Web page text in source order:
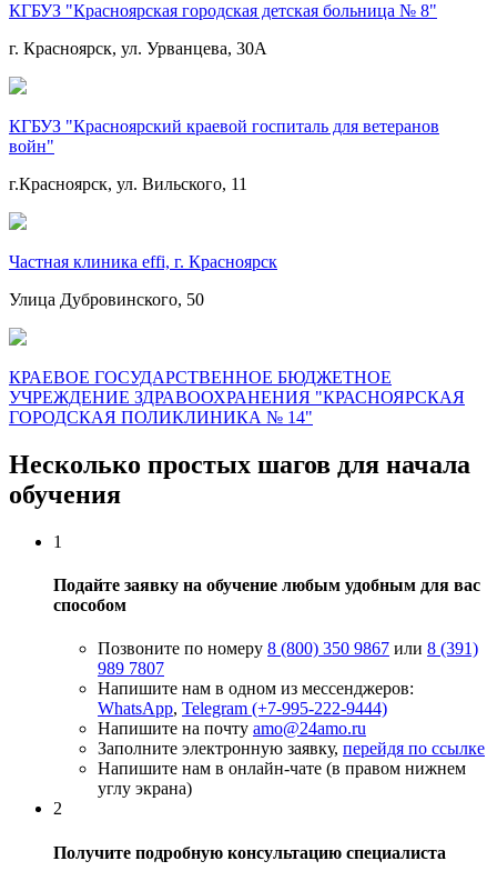
КГБУЗ "Красноярская городская детская больница № 8"
г. Красноярск, ул. Урванцева, 30А
КГБУЗ "Красноярский краевой госпиталь для ветеранов
войн"
г.Красноярск, ул. Вильского, 11
Частная клиника effi, г. Красноярск
Улица Дубровинского, 50
КРАЕВОЕ ГОСУДАРСТВЕННОЕ БЮДЖЕТНОЕ
УЧРЕЖДЕНИЕ ЗДРАВООХРАНЕНИЯ "КРАСНОЯРСКАЯ
ГОРОДСКАЯ ПОЛИКЛИНИКА № 14"
Несколько простых шагов для начала
обучения
1
Подайте заявку на обучение любым удобным для вас
способом
Позвоните по номеру 8 (800) 350 9867 или 8 (391)
989 7807
Напишите нам в одном из мессенджеров:
WhatsApp, Telegram (+7-995-222-9444)
Напишите на почту amo@24amo.ru
Заполните электронную заявку, перейдя по ссылке
Напишите нам в онлайн-чате (в правом нижнем
углу экрана)
2
Получите подробную консультацию специалиста